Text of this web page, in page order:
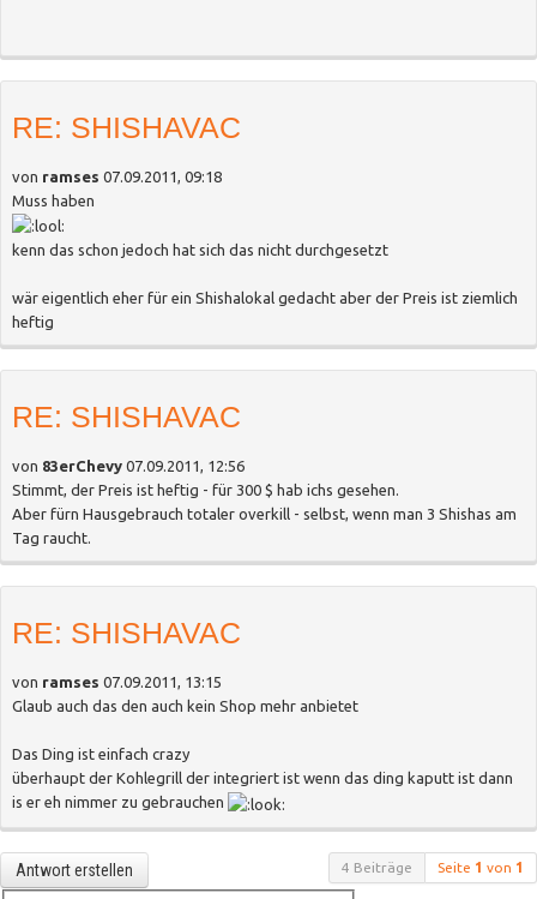
RE: SHISHAVAC
von ramses 07.09.2011, 09:18
Muss haben
kenn das schon jedoch hat sich das nicht durchgesetzt
wär eigentlich eher für ein Shishalokal gedacht aber der Preis ist ziemlich
heftig
RE: SHISHAVAC
von 83erChevy 07.09.2011, 12:56
Stimmt, der Preis ist heftig - für 300 $ hab ichs gesehen.
Aber fürn Hausgebrauch totaler overkill - selbst, wenn man 3 Shishas am
Tag raucht.
RE: SHISHAVAC
von ramses 07.09.2011, 13:15
Glaub auch das den auch kein Shop mehr anbietet
Das Ding ist einfach crazy
überhaupt der Kohlegrill der integriert ist wenn das ding kaputt ist dann
is er eh nimmer zu gebrauchen
Antwort erstellen 4 Beiträge Seite 1 von 1